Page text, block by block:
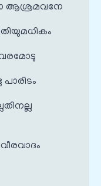
ആശ്രമവനേ